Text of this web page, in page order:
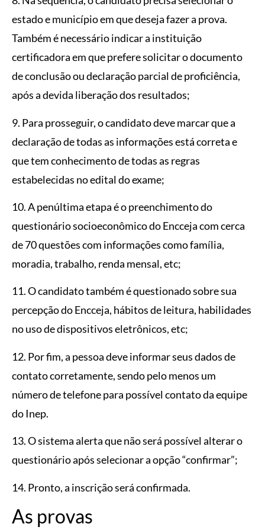
estado e município em que deseja fazer a prova.
Também é necessário indicar a instituição
certificadora em que prefere solicitar o documento
de conclusão ou declaração parcial de proficiência,
após a devida liberação dos resultados;
9. Para prosseguir, o candidato deve marcar que a
declaração de todas as informações está correta e
que tem conhecimento de todas as regras
estabelecidas no edital do exame;
10. A penúltima etapa é o preenchimento do
questionário socioeconômico do Encceja com cerca
de 70 questões com informações como família,
moradia, trabalho, renda mensal, etc;
11. O candidato também é questionado sobre sua
percepção do Encceja, hábitos de leitura, habilidades
no uso de dispositivos eletrônicos, etc;
12. Por fim, a pessoa deve informar seus dados de
contato corretamente, sendo pelo menos um
número de telefone para possível contato da equipe
do Inep.
13. O sistema alerta que não será possível alterar o
questionário após selecionar a opção “confirmar”;
14. Pronto, a inscrição será confirmada.
As provas